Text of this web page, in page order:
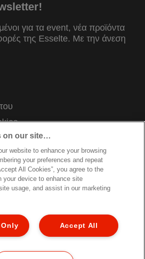
για τα event, νέα προϊόντα
της Esselte. Mε την άνεση
Μου
Συσκευασιών
Τηλ. +30 6944657122
on our site…
website to enhance your browsing
your preferences and repeat
All Cookies”, you agree to the
your device to enhance site
usage, and assist in our marketing
Accept All
Only